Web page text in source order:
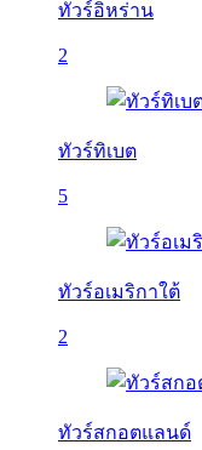
ทัวร์อิหร่าน
2
ทัวร์ทิเบต
5
ทัวร์อเมริกาใต้
2
ทัวร์สกอตแลนด์